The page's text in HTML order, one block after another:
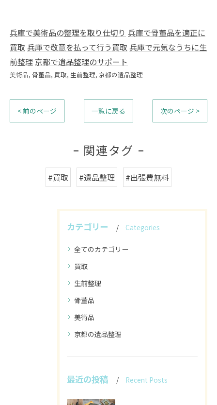
兵庫で美術品の整理を取り仕切り 兵庫で骨董品を適正に
買取 兵庫で敬意を払って行う買取 兵庫で元気なうちに生
前整理京都で遺品整理のサポート
美術品 骨董品 買取 生前整理 京都の遺品整理
< 前のページ 一覧に戻る 次のページ >
関連タグ
#買取 #遺品整理 #出張費無料
カテゴリー Categories
全てのカテゴリー
買取
生前整理
骨董品
美術品
京都の遺品整理
最近の投稿 Recent Posts